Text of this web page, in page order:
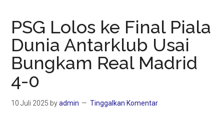
PSG Lolos ke Final Piala
Dunia Antarklub Usai
Bungkam Real Madrid
4-0
10 Juli 2025 byadmin Tinggalkan Komentar